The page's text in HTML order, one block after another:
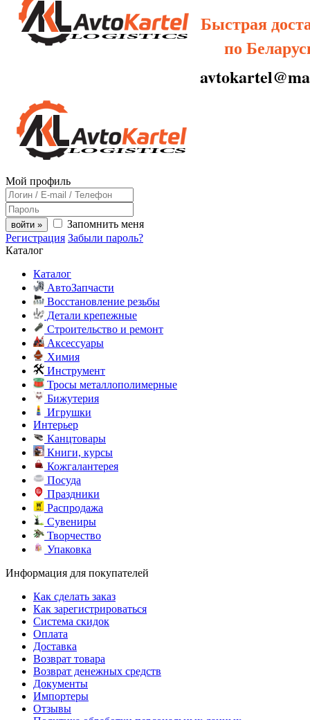
Быстрая
по
Мой профиль
войти »
Запомнить меня
Регистрация Забыли пароль?
Каталог
Каталог
АвтоЗапчасти
Восстановление резьбы
Детали крепежные
Строительство и ремонт
Аксессуары
Химия
Инструмент
Тросы металлополимерные
Бижутерия
Игрушки
Интерьер
Канцтовары
Книги, курсы
Кожгалантерея
Посуда
Праздники
Распродажа
Сувениры
Творчество
Упаковка
Информация для покупателей
Как сделать заказ
Как зарегистрироваться
Система скидок
Оплата
Доставка
Возврат товара
Возврат денежных средств
Документы
Импортеры
Отзывы